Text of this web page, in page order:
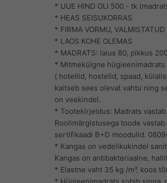
* UUE HIND OLI 500.- tk
* HEAS SEISUKORRAS
* FIRMA VORMU,
* LAOS KOHE OLEMAS
* MADRATS: laius 80, pikkus
* Mitmekülgne
( hotellid, hostelid, spaad,
kaitseb sees olevat vahtu ning
on veekindel.
* Tootekirjeldus: Madrats
Roolimärgistusega toode
sertifikaadi B+D moodulid.
* Kangas on vedelikukindel
Kangas on antibakteriaalne,
* Elastne vaht 35 kg /m³, koos
* Hügieenimadrats sobib sinna,